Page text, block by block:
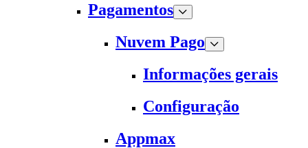
Pagamentos
Nuvem Pago
Informações gerais
Configuração
Appmax